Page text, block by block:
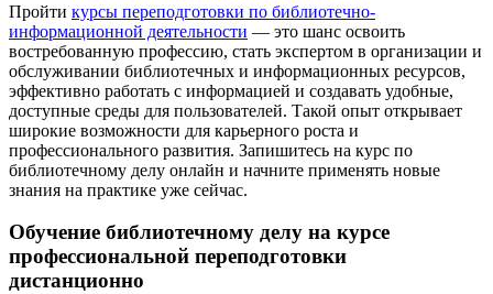
Пройти курсы переподготовки по библиотечно-
информационной деятельности — это шанс освоить
востребованную профессию, стать экспертом в организации и
обслуживании библиотечных и информационных ресурсов,
эффективно работать с информацией и создавать удобные,
доступные среды для пользователей. Такой опыт открывает
широкие возможности для карьерного роста и
профессионального развития. Запишитесь на курс по
библиотечному делу онлайн и начните применять новые
знания на практике уже сейчас.
Обучение библиотечному делу на курсе
профессиональной переподготовки
дистанционно